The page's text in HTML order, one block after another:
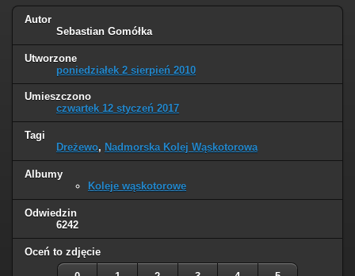
Autor
Sebastian Gomółka
Utworzone
poniedziałek 2 sierpień 2010
Umieszczono
czwartek 12 styczeń 2017
Tagi
Dreżewo, Nadmorska Kolej Wąskotorowa
Albumy
Koleje wąskotorowe
Odwiedzin
6242
Oceń to zdjęcie